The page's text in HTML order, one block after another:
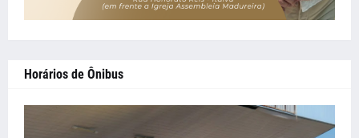
Horários de Ônibus